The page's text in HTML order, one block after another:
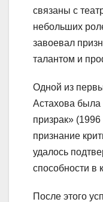
связаны с
небольших
завоевал
талантом и
Одной из
Астахова
призрак»
признание
удалось
способности в
После этого